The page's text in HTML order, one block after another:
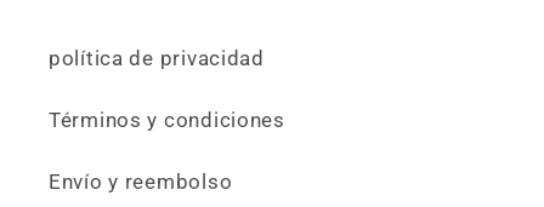
política de privacidad
Términos y condiciones
Envío y reembolso